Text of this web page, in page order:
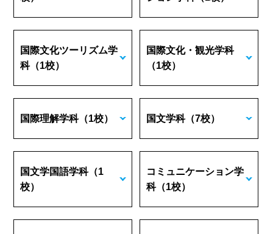
国際文化ツーリズム学
科（1校）
国際文化・観光学科
（1校）
国際理解学科（1校） 国文学科（7校）
国文学国語学科（1
校）
コミュニケーション学
科（1校）